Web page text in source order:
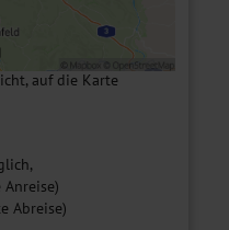
auf die Karte
Abreise)